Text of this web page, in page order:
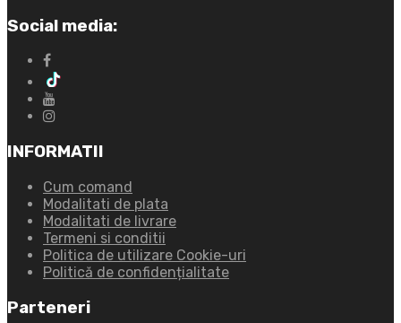
Social media:
INFORMATII
Cum comand
Modalitati de plata
Modalitati de livrare
Termeni si conditii
Politica de utilizare Cookie-uri
Politică de confidențialitate
Parteneri